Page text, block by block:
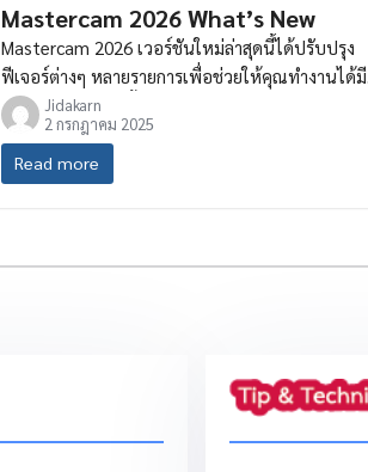
Mastercam 2026 What’s New
Mastercam 2026 เวอร์ชันใหม่ล่าสุดนี้ได้ปรับปรุง
ฟีเจอร์ต่างๆ หลายรายการเพื่อช่วยให้คุณทำงานได้มี
ประสิทธิภาพมากขึ้น รายละเอียดฟีเจอร์ใหม่ๆและการ
ปรับปรุง สามารถค้นหาข้อมูลเพิ่มเติมได้นี่
Jidakarn
2 กรกฎาคม 2025
Read more